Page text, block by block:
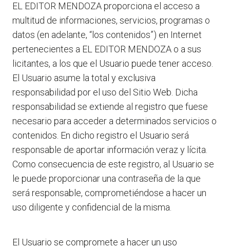
EL EDITOR MENDOZA proporciona el acceso a
multitud de informaciones, servicios, programas o
datos (en adelante, “los contenidos”) en Internet
pertenecientes a EL EDITOR MENDOZA o a sus
licitantes, a los que el Usuario puede tener acceso.
El Usuario asume la total y exclusiva
responsabilidad por el uso del Sitio Web. Dicha
responsabilidad se extiende al registro que fuese
necesario para acceder a determinados servicios o
contenidos. En dicho registro el Usuario será
responsable de aportar información veraz y lícita.
Como consecuencia de este registro, al Usuario se
le puede proporcionar una contraseña de la que
será responsable, comprometiéndose a hacer un
uso diligente y confidencial de la misma.
El Usuario se compromete a hacer un uso